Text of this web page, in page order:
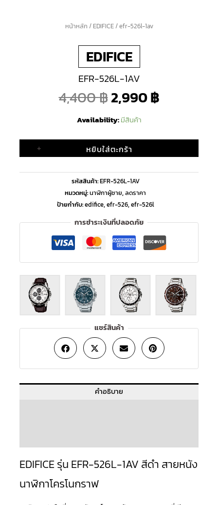
หน้าหลัก / EDIFICE/ efr-526l-1av
EDIFICE
EFR-526L-1AV
4,400฿
Original
price
was:
4,400 ฿.
2,990฿
Availability: มีสินค้า
+ หยิบใส่ตะกร้า
รหัสสินค้า:EFR-526L-1AV
หมวดหมู่:นาฬิกาผู้ชาย,ลดราคา
ป้ายกำกับ:edifice,efr-526,efr-526l
การชำระเงินที่ปลอดภัย
แชร์สินค้า
คำอธิบาย
EDIFICE รุ่น EFR-526L-1AV สีดำ สายหนัง
นาฬิกาโครโนกราฟ